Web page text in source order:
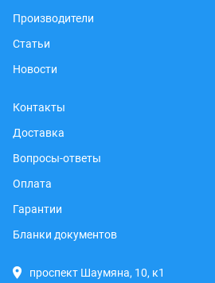
Производители
Статьи
Новости
Контакты
Доставка
Вопросы-ответы
Оплата
Гарантии
Бланки документов
проспект Шаумяна, 10, к1